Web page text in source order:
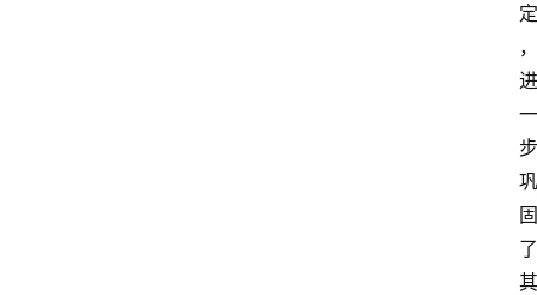
定
，
进
一
步
巩
固
了
其